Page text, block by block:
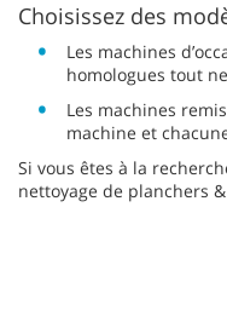
Choisissez des
Les machines
homologues tout
Les machines
machine et
Si vous êtes à la
nettoyage de planchers